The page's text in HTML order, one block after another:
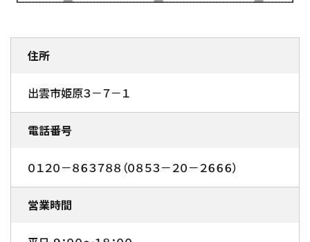
住所
出雲市姫原３－７－１
電話番号
０１２０－８６３７８８（０８５３－２０－２６６６）
営業時間